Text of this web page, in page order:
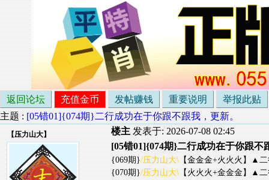
返回论坛 充值金币 发帖赚钱 重要说明
举报此贴
主题 : [05错01]{074期}二行成功在于你跟不跟我，更新。
【压力山大】 楼主 发表于: 2026-07-08 02:45
[05错01]{074期}二行成功在于你跟不
{069期}/压力山大\ 【金金金+火火火】▲
{070期}/压力山大\ 【火火火+金金金】▲